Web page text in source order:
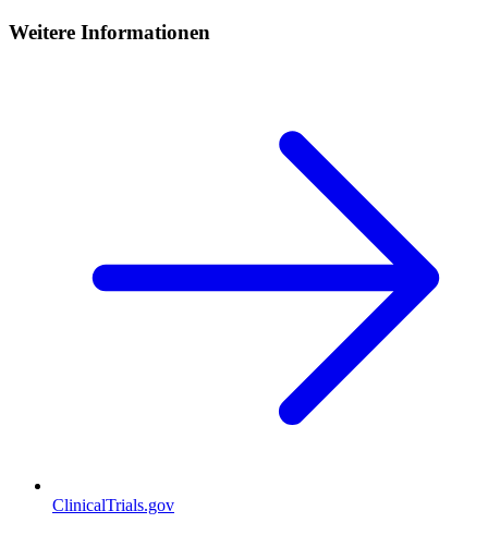
Weitere Informationen
ClinicalTrials.gov